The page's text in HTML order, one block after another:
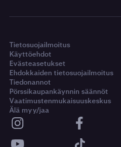
Tietosuojailmoitus
Käyttöehdot
Evästeasetukset
Ehdokkaiden tietosuojailmoitus
Tiedonannot
Pörssikaupankäynnin säännöt
Vaatimustenmukaisuuskeskus
Älä myy/jaa